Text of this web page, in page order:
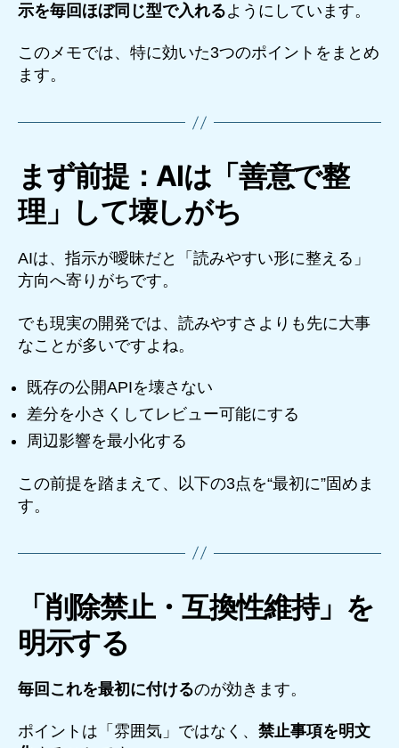
示を毎回ほぼ同じ型で入れるようにしています。
このメモでは、特に効いた3つのポイントをまとめ
ます。
まず前提：AIは「善意で整
理」して壊しがち
AIは、指示が曖昧だと「読みやすい形に整える」
方向へ寄りがちです。
でも現実の開発では、読みやすさよりも先に大事
なことが多いですよね。
既存の公開APIを壊さない
差分を小さくしてレビュー可能にする
周辺影響を最小化する
この前提を踏まえて、以下の3点を“最初に”固めま
す。
「削除禁止・互換性維持」を
明示する
毎回これを最初に付けるのが効きます。
ポイントは「雰囲気」ではなく、 禁止事項を明文